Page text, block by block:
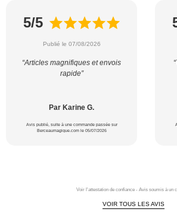
5/5
Publié le 07/08/2026
“Articles magnifiques et envois
rapide”
Par Karine G.
Avis publié, suite à une commande passée sur
Berceaumagique.com le 05/07/2026
Voir l'attestation de confiance - Avis soumis à un
VOIR TOUS LES AVIS